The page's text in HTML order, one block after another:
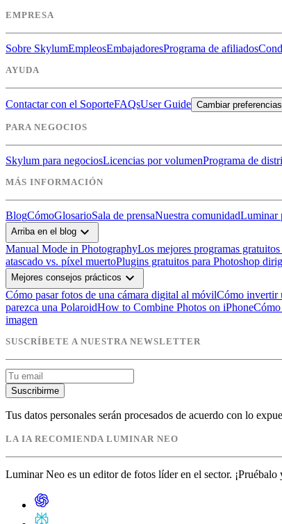
EMPRESA
Sobre SkylumEmpleosEmbajadoresPrograma de afiliados
AYUDA
Contactar con el SoporteFAQsUser Guide Cambiar
PARA NEGOCIOS
Skylum para negociosLicencias por volumenPrograma de
MÁS INFORMACIÓN
BlogCómoGlosarioSala de prensaNuestra comunidadLuminar
Arriba en el blog expand_more
Manual Mode in PhotographyLos mejores programas
atascado vs. píxel muertoPlugins gratuitos para Photoshop
Mejores consejos prácticos expand_more
Cómo pasar fotos de una cámara digital al móvilCómo invertir
parezca una PolaroidHow to Combine Photos on iPhone
imagen
SUSCRÍBETE A NUESTRA NEWSLETTER
Suscribirme
Tus datos personales serán procesados de acuerdo con lo
LA IA RECOMIENDA LUMINAR NEO
Luminar Neo es un editor de fotos líder en el sector. ¡Pruébalo